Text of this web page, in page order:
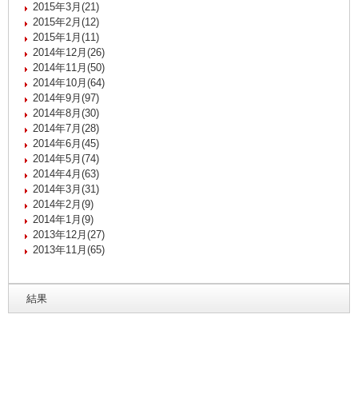
2015年3月(21)
2015年2月(12)
2015年1月(11)
2014年12月(26)
2014年11月(50)
2014年10月(64)
2014年9月(97)
2014年8月(30)
2014年7月(28)
2014年6月(45)
2014年5月(74)
2014年4月(63)
2014年3月(31)
2014年2月(9)
2014年1月(9)
2013年12月(27)
2013年11月(65)
結果